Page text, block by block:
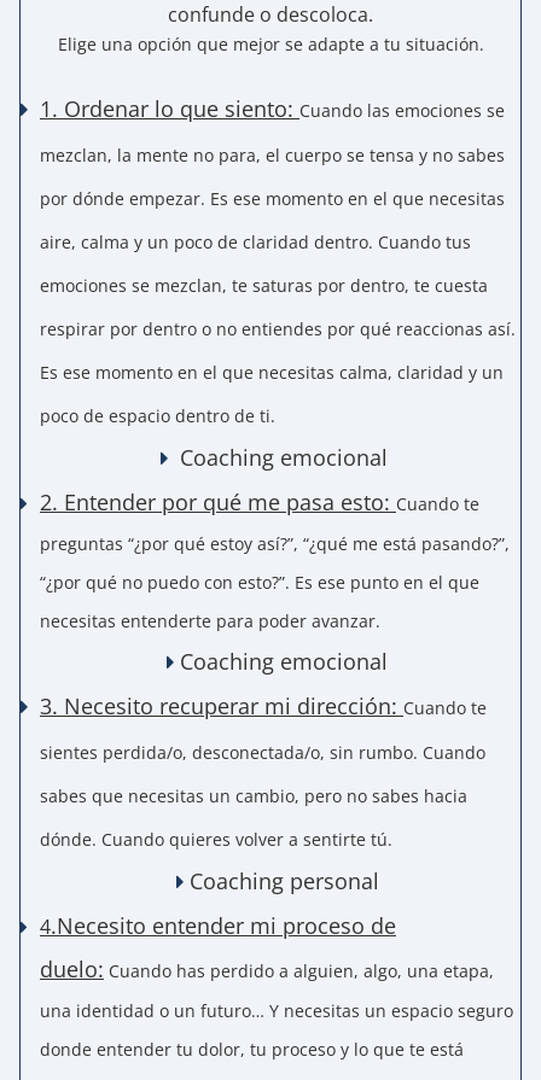
confunde o descoloca.
Elige una opción que mejor se adapte a tu situación.
1. Ordenar lo que siento: Cuando las emociones se
mezclan, la mente no para, el cuerpo se tensa y no sabes
por dónde empezar. Es ese momento en el que necesitas
aire, calma y un poco de claridad dentro. Cuando tus
emociones se mezclan, te saturas por dentro, te cuesta
respirar por dentro o no entiendes por qué reaccionas así.
Es ese momento en el que necesitas calma, claridad y un
poco de espacio dentro de ti.
Coaching emocional
2. Entender por qué me pasa esto: Cuando te
preguntas “¿por qué estoy así?”, “¿qué me está pasando?”,
“¿por qué no puedo con esto?”. Es ese punto en el que
necesitas entenderte para poder avanzar.
Coaching emocional
3. Necesito recuperar mi dirección: Cuando te
sientes perdida/o, desconectada/o, sin rumbo. Cuando
sabes que necesitas un cambio, pero no sabes hacia
dónde. Cuando quieres volver a sentirte tú.
Coaching personal
4.Necesito entender mi proceso de
duelo: Cuando has perdido a alguien, algo, una etapa,
una identidad o un futuro… Y necesitas un espacio seguro
donde entender tu dolor, tu proceso y lo que te está